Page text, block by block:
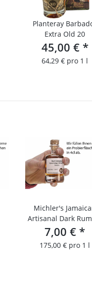
Planteray
Extra Old 20
45,00 € *
64,29 € pro 1 l
Michler's
Artisanal Dark
cl 7,00 € *
175,00 € pro 1 l